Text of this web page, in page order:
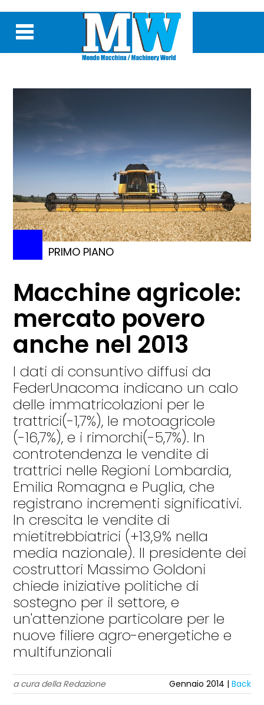
PRIMO PIANO
Macchine agricole:
mercato povero
anche nel 2013
I dati di consuntivo diffusi da
FederUnacoma indicano un calo
delle immatricolazioni per le
trattrici(-1,7%), le motoagricole
(-16,7%), e i rimorchi(-5,7%). In
controtendenza le vendite di
trattrici nelle Regioni Lombardia,
Emilia Romagna e Puglia, che
registrano incrementi significativi.
In crescita le vendite di
mietitrebbiatrici (+13,9% nella
media nazionale). Il presidente dei
costruttori Massimo Goldoni
chiede iniziative politiche di
sostegno per il settore, e
un'attenzione particolare per le
nuove filiere agro-energetiche e
multifunzionali
a cura della Redazione Gennaio 2014 | Back